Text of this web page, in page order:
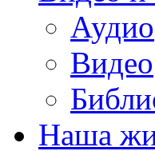
Аудио
Видео
Наша